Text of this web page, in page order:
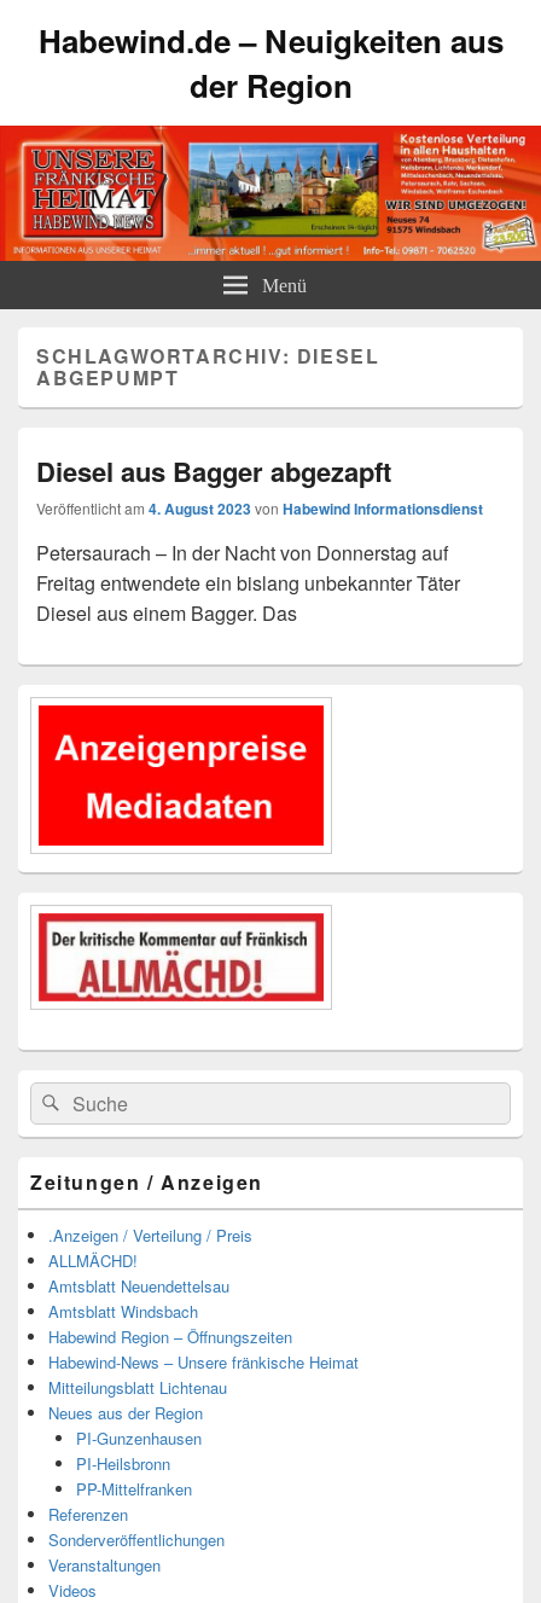
Habewind.de – Neuigkeiten aus
der Region
Menü
SCHLAGWORTARCHIV: DIESEL
ABGEPUMPT
Diesel aus Bagger abgezapft
Veröffentlicht am 4. August 2023von Habewind Informationsdienst
Petersaurach – In der Nacht von Donnerstag auf
Freitag entwendete ein bislang unbekannter Täter
Diesel aus einem Bagger. Das
Primärer
Widgetbereich
Suchen
nach:
Suchen
Zeitungen / Anzeigen
.Anzeigen / Verteilung / Preis
ALLMÄCHD!
Amtsblatt Neuendettelsau
Amtsblatt Windsbach
Habewind Region – Öffnungszeiten
Habewind-News – Unsere fränkische Heimat
Mitteilungsblatt Lichtenau
Neues aus der Region
PI-Gunzenhausen
PI-Heilsbronn
PP-Mittelfranken
Referenzen
Sonderveröffentlichungen
Veranstaltungen
Videos